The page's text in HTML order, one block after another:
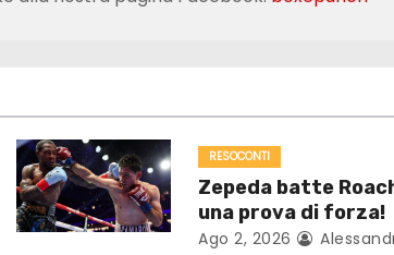
RESOCONTI
Zepeda batte
una prova di forza!
Ago 2, 2026